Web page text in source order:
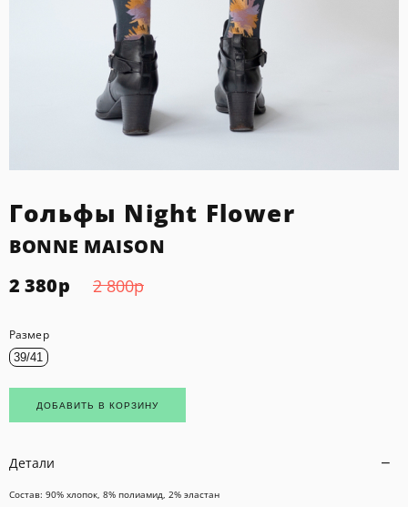
Гольфы Night Flower
BONNE MAISON
2 380р 2 800р
Размер
39/41
ДОБАВИТЬ В КОРЗИНУ
Детали
Состав: 90% хлопок, 8% полиамид, 2% эластан